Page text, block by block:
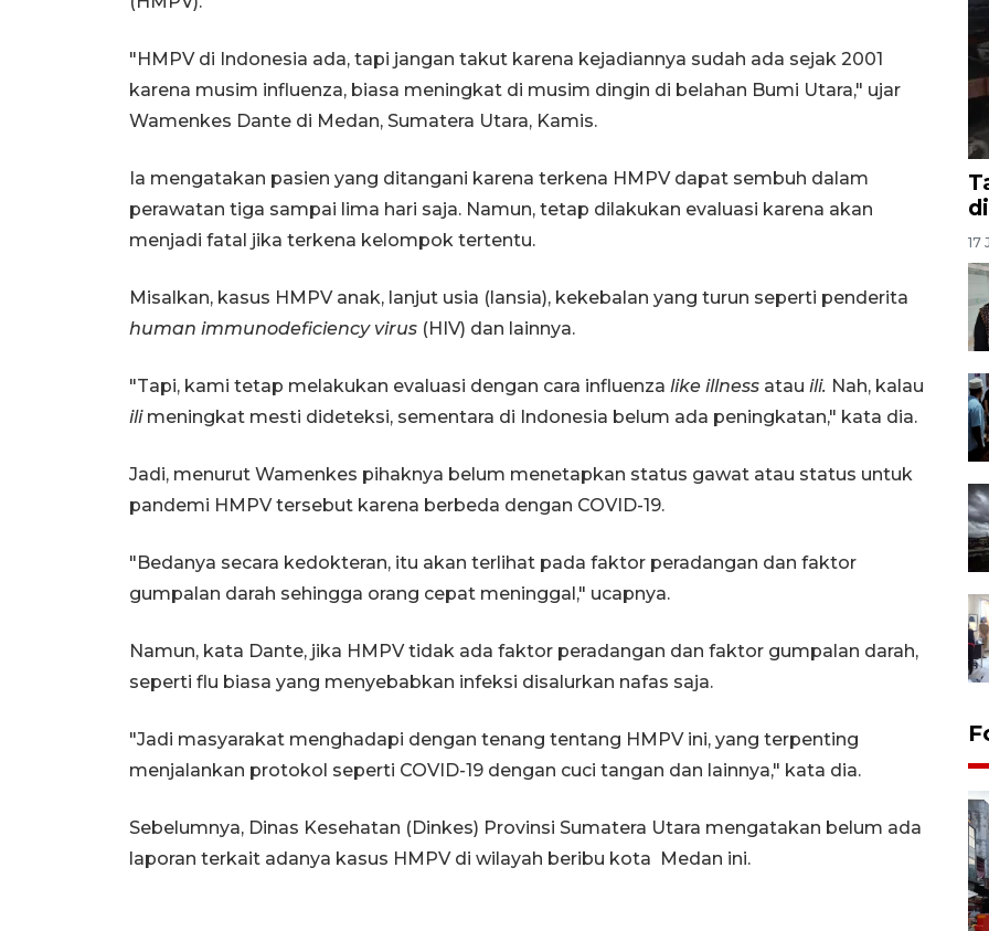
"HMPV di Indonesia ada, tapi jangan takut karena kejadiannya sudah ada sejak 2001
karena musim influenza, biasa meningkat di musim dingin di belahan Bumi Utara," ujar
Wamenkes Dante di Medan, Sumatera Utara, Kamis.
Ia mengatakan pasien yang ditangani karena terkena HMPV dapat sembuh dalam
perawatan tiga sampai lima hari saja. Namun, tetap dilakukan evaluasi karena akan
menjadi fatal jika terkena kelompok tertentu.
Misalkan, kasus HMPV anak, lanjut usia (lansia), kekebalan yang turun seperti penderita
human immunodeficiency virus (HIV) dan lainnya.
"Tapi, kami tetap melakukan evaluasi dengan cara influenza like illness atau ili. Nah, kalau
ilimeningkat mesti dideteksi, sementara di Indonesia belum ada peningkatan," kata dia.
Jadi, menurut Wamenkes pihaknya belum menetapkan status gawat atau status untuk
pandemi HMPV tersebut karena berbeda dengan COVID-19.
"Bedanya secara kedokteran, itu akan terlihat pada faktor peradangan dan faktor
gumpalan darah sehingga orang cepat meninggal," ucapnya.
Namun, kata Dante, jika HMPV tidak ada faktor peradangan dan faktor gumpalan darah,
seperti flu biasa yang menyebabkan infeksi disalurkan nafas saja.
"Jadi masyarakat menghadapi dengan tenang tentang HMPV ini, yang terpenting
menjalankan protokol seperti COVID-19 dengan cuci tangan dan lainnya," kata dia.
Sebelumnya, Dinas Kesehatan (Dinkes) Provinsi Sumatera Utara mengatakan belum ada
laporan terkait adanya kasus HMPV di wilayah beribu kota Medan ini.
17